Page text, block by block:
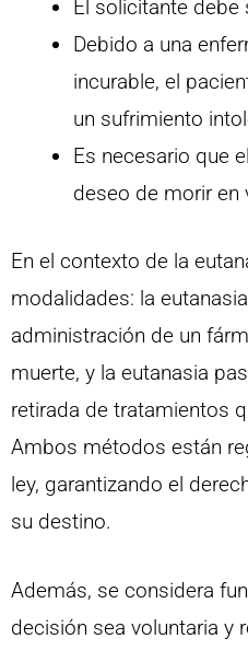
El solicitante debe
Debido a una
incurable, el
un sufrimiento
Es necesario que
deseo de morir en
En el contexto de la
modalidades: la
administración de un
muerte, y la eutanasia
retirada de tratamientos
Ambos métodos están
ley, garantizando el
su destino.
Además, se considera
decisión sea voluntaria y